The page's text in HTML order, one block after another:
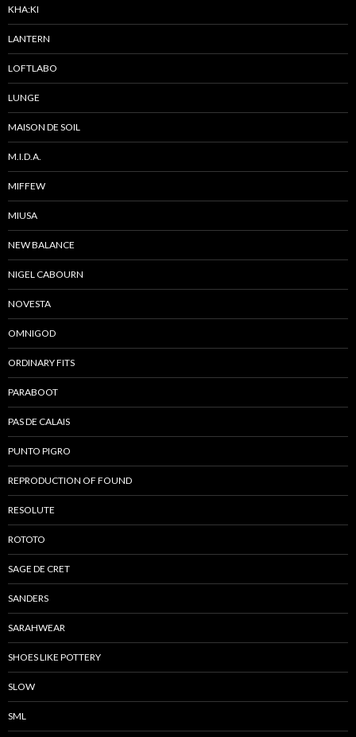
KHA:KI
LANTERN
LOFTLABO
LUNGE
MAISON DE SOIL
M.I.D.A.
MIFFEW
MIUSA
NEW BALANCE
NIGEL CABOURN
NOVESTA
OMNIGOD
ORDINARY FITS
PARABOOT
PAS DE CALAIS
PUNTO PIGRO
REPRODUCTION OF FOUND
RESOLUTE
ROTOTO
SAGE DE CRET
SANDERS
SARAHWEAR
SHOES LIKE POTTERY
SLOW
SML